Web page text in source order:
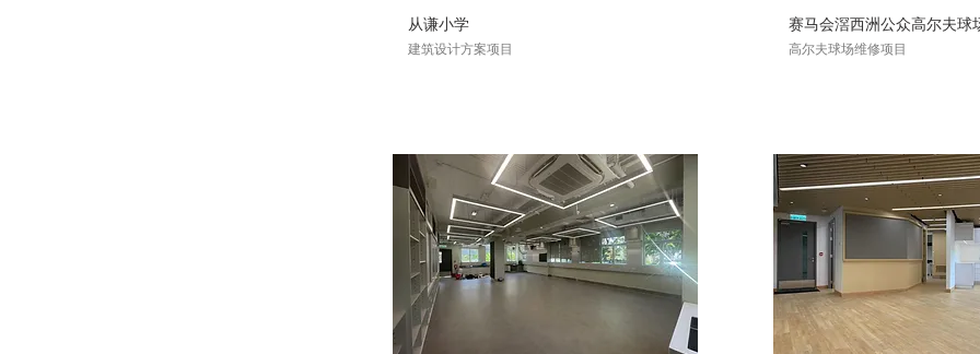
从谦小学
建筑设计方案项目
赛马会滘西洲公众高尔夫球
高尔夫球场维修项目